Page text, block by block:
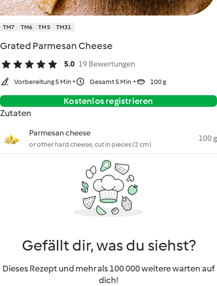
TM7 TM6 TM5 TM31
Grated Parmesan Cheese
5.0 19 Bewertungen
Vorbereitung 5 Min Gesamt 5 Min 100 g
Kostenlos registrieren
Zutaten
Parmesan cheese
or other hard cheese, cut in pieces (2 cm)
100 g
Gefällt dir, was du siehst?
Dieses Rezept und mehr als 100 000 weitere warten auf
dich!